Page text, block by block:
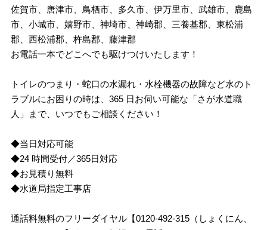
佐賀市、唐津市、鳥栖市、多久市、伊万里市、武雄市、鹿島
市、小城市、嬉野市、神埼市、神崎郡、三養基郡、東松浦
郡、西松浦郡、杵島郡、藤津郡
お電話一本でどこへでも駆けつけいたします！
トイレのつまり・蛇口の水漏れ・水栓機器の故障など水のト
ラブルにお困りの時は、365 日お伺い可能な「さが水道職
人」まで、いつでもご相談ください！
◆当日対応可能
◆24 時間受付／365日対応
◆お見積り無料
◆水道局指定工事店
通話料無料のフリーダイヤル【0120-492-315（しょくにん、